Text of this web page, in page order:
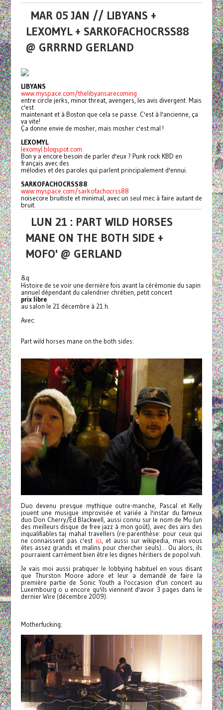
MAR 05 JAN // LIBYANS +
LEXOMYL + SARKOFACHOCRSS88
@ GRRRND GERLAND
LIBYANS
www.myspace.com/thelibyansarecoming
entre circle jerks, minor threat, avengers, les avis divergent. Mais
c'est
maintenant et à Boston que cela se passe. C'est à l'ancienne, ça
va vite!
Ça donne envie de mosher, mais mosher c'est mal !
LEXOMYL
lexomyl.blogspot.com
Bon y a encore besoin de parler d'eux ? Punk rock KBD en
français avec des
mélodies et des paroles qui parlent principalement d'ennui.
SARKOFACHOCRSS88
www.myspace.com/sarkofachocrss88
noisecore bruitiste et minimal, avec un seul mec à faire autant de
bruit.
LUN 21 : PART WILD HORSES
MANE ON THE BOTH SIDE +
MOFO' @ GERLAND
&q
Histoire de se voir une dernière fois avant la cérémonie du sapin
annuel dépendant du calendrier chrétien, petit concert
prix libre
au salon le 21 décembre à 21 h.
Avec:
Part wild horses mane on the both sides:
Duo devenu presque mythique outre-manche, Pascal et Kelly
jouent une musique improvisée et variée a l'instar du fameux
duo Don Cherry/Ed Blackwell, aussi connu sur le nom de Mu (un
des meilleurs disque de free jazz à mon goût), avec des airs des
inqualifiables taj mahal travellers (re-parenthèse: pour ceux qui
ne connaissent pas c'est ici, et aussi sur wikipedia, mais vous
êtes assez grands et malins pour chercher seuls)... Ou alors, ils
pourraient carrément bien être les dignes héritiers de popol vuh.
Je vais moi aussi pratiquer le lobbying habituel en vous disant
que Thurston Moore adore et leur a demandé de faire la
première partie de Sonic Youth a l'occasion d'un concert au
Luxembourg o u encore qu'ils viennent d'avoir 3 pages dans le
dernier Wire (décembre 2009).
Motherfucking: